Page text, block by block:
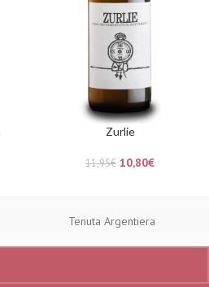
Zurlie
11,95€ 10,80€
Tenuta Argentiera